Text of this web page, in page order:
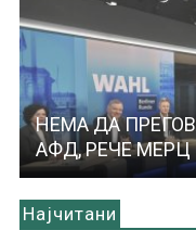
НЕМА ДА
АФД, РЕЧЕ МЕРЦ
Најчитани